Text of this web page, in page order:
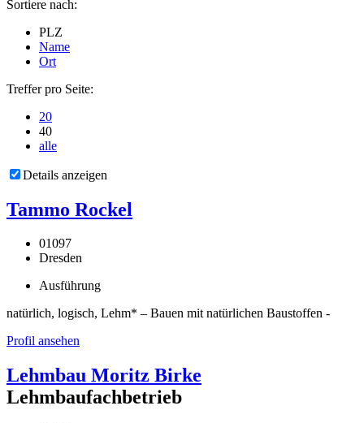
Sortiere nach:
PLZ
Name
Ort
Treffer pro Seite:
20
40
alle
Details anzeigen
Tammo Rockel
01097
Dresden
Ausführung
natürlich, logisch, Lehm* – Bauen mit natürlichen Baustoffen -
Profil ansehen
Lehmbau Moritz Birke
Lehmbaufachbetrieb